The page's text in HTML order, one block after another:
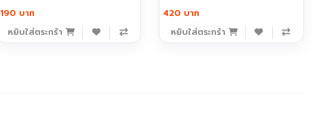
190 บาท
หยิบใส่ตระกร้า
420 บาท
หยิบใส่ตระกร้า